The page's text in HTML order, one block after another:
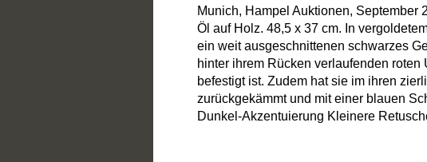
Munich, Hampel Auktionen, September
Öl auf Holz. 48,5 x 37 cm. In
ein weit ausgeschnittenen schwarzes
hinter ihrem Rücken verlaufenden
befestigt ist. Zudem hat sie im ihren
zurückgekämmt und mit einer blauen
Dunkel-Akzentuierung Kleinere